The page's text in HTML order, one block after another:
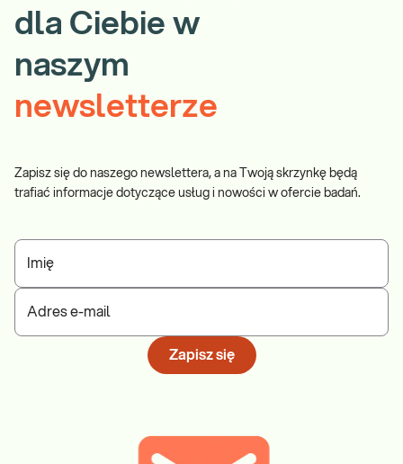
dla Ciebie w
naszym
newsletterze
Zapisz się do naszego newslettera, a na Twoją skrzynkę będą
trafiać informacje dotyczące usług i nowości w ofercie badań.
Imię
Adres e-mail
Zapisz się